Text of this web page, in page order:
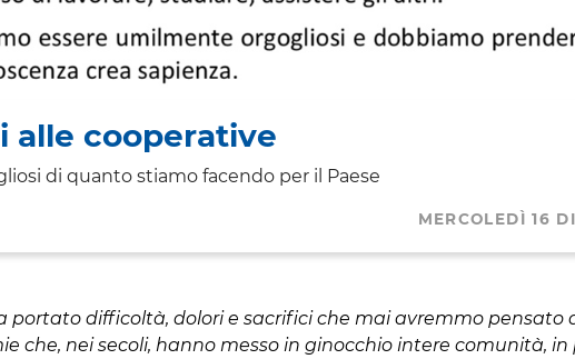
alle cooperative
di quanto stiamo facendo per il Paese
MERCOLEDÌ 16
portato difficoltà, dolori e sacrifici che mai avremmo pensato
che, nei secoli, hanno messo in ginocchio intere comunità, in